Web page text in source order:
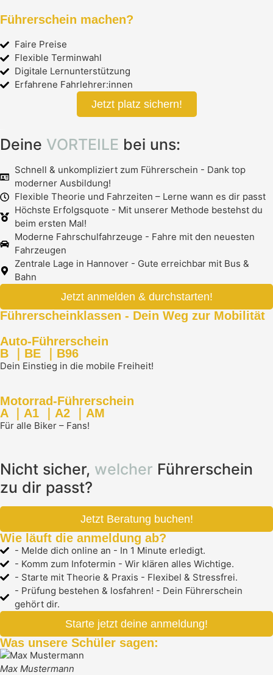
Führerschein machen?
Faire Preise
Flexible Terminwahl
Digitale Lernunterstützung
Erfahrene Fahrlehrer:innen
Jetzt platz sichern!
Deine VORTEILE bei uns:
Schnell & unkompliziert zum Führerschein - Dank top
moderner Ausbildung!
Flexible Theorie und Fahrzeiten – Lerne wann es dir passt
Höchste Erfolgsquote - Mit unserer Methode bestehst du
beim ersten Mal!
Moderne Fahrschulfahrzeuge - Fahre mit den neuesten
Fahrzeugen
Zentrale Lage in Hannover - Gute erreichbar mit Bus &
Bahn
Jetzt anmelden & durchstarten!
Führerscheinklassen - Dein Weg zur Mobilität
Auto-Führerschein
B ｜BE ｜B96
Dein Einstieg in die mobile Freiheit!
Motorrad-Führerschein
A ｜A1 ｜A2 ｜AM
Für alle Biker – Fans!
Nicht sicher, welcher Führerschein
zu dir passt?
Jetzt Beratung buchen!
Wie läuft die anmeldung ab?
- Melde dich online an - In 1 Minute erledigt.
- Komm zum Infotermin - Wir klären alles Wichtige.
- Starte mit Theorie & Praxis - Flexibel & Stressfrei.
- Prüfung bestehen & losfahren! - Dein Führerschein
gehört dir.
Starte jetzt deine anmeldung!
Was unsere Schüler sagen:
Max Mustermann